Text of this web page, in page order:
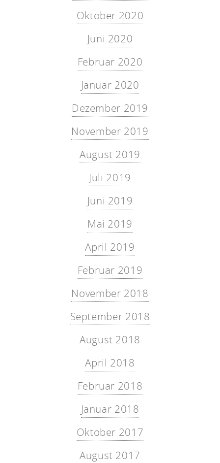
Oktober 2020
Juni 2020
Februar 2020
Januar 2020
Dezember 2019
November 2019
August 2019
Juli 2019
Juni 2019
Mai 2019
April 2019
Februar 2019
November 2018
September 2018
August 2018
April 2018
Februar 2018
Januar 2018
Oktober 2017
August 2017